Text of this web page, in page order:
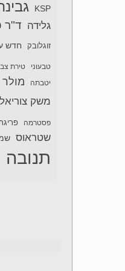
KSP
גלידה ד"ר
זוגלובק חדש
טבעוני טירת
יטבתה מולר
משק צוריאל
פסטרמה
שטראוס
תנובה